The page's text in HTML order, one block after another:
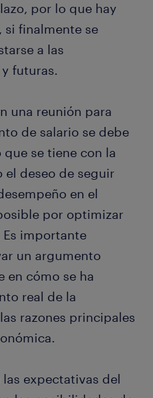
por lo que hay
si finalmente se
a las
futuras.
una reunión para
de salario se debe
se tiene con la
el deseo de seguir
en el
por optimizar
Es importante
un argumento
en cómo se ha
real de la
razones principales
expectativas del